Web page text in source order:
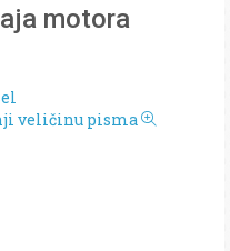
motora
veličinu pisma